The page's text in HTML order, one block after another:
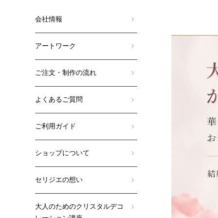
会社情報
アートワーク
ご注文・制作の流れ
よくあるご質問
ご利用ガイド
ショップについて
セリジエの想い
大人のためのクリスタルデコ